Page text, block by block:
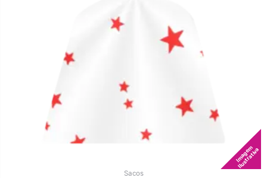
Imagem
Ilustrativa
Sacos